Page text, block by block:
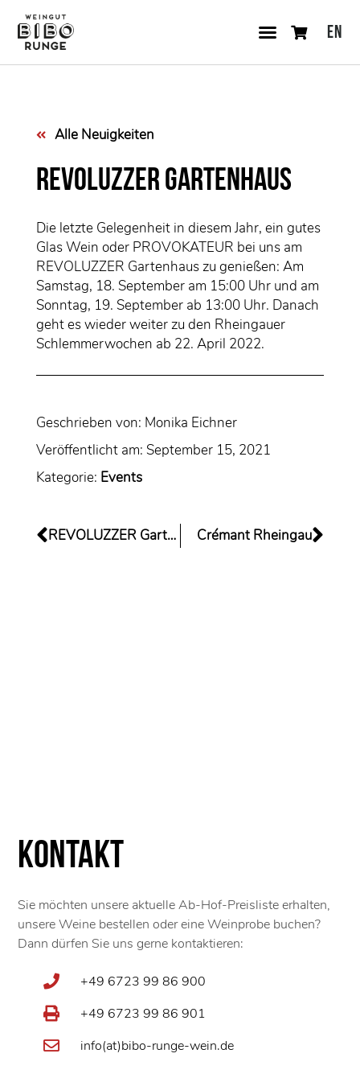
EN
Alle Neuigkeiten
REVOLUZZER Gartenhaus
Die letzte Gelegenheit in diesem Jahr, ein gutes
Glas Wein oder PROVOKATEUR bei uns am
REVOLUZZER Gartenhaus zu genießen: Am
Samstag, 18. September am 15:00 Uhr und am
Sonntag, 19. September ab 13:00 Uhr. Danach
geht es wieder weiter zu den Rheingauer
Schlemmerwochen ab 22. April 2022.
Geschrieben von: Monika Eichner
Veröffentlicht am: September 15, 2021
Kategorie: Events
REVOLUZZER Gartenhaus Crémant Rheingau
Kontakt
Sie möchten unsere aktuelle Ab-Hof-Preisliste erhalten,
unsere Weine bestellen oder eine Weinprobe buchen?
Dann dürfen Sie uns gerne kontaktieren:
+49 6723 99 86 900
+49 6723 99 86 901
info(at)bibo-runge-wein.de